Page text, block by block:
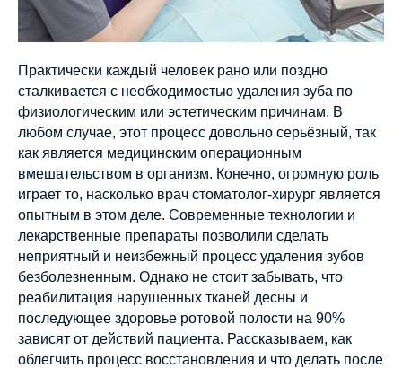
Практически каждый человек рано или поздно
сталкивается с необходимостью удаления зуба по
физиологическим или эстетическим причинам. В
любом случае, этот процесс довольно серьёзный, так
как является медицинским операционным
вмешательством в организм. Конечно, огромную роль
играет то, насколько врач стоматолог-хирург является
опытным в этом деле. Современные технологии и
лекарственные препараты позволили сделать
неприятный и неизбежный процесс удаления зубов
безболезненным. Однако не стоит забывать, что
реабилитация нарушенных тканей десны и
последующее здоровье ротовой полости на 90%
зависят от действий пациента. Рассказываем, как
облегчить процесс восстановления и что делать после